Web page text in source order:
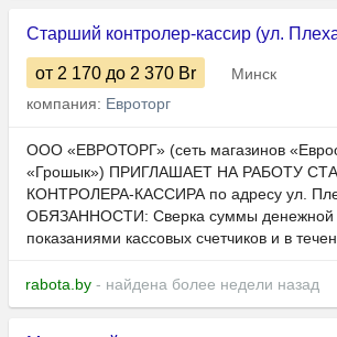
Старший контролер-кассир (ул.
от 2 170 до 2 370 Br
Минск
компания: Евроторг
ООО «ЕВРОТОРГ» (сеть магазинов
«Грошык») ПРИГЛАШАЕТ НА РАБОТУ
КОНТРОЛЕРА-КАССИРА по адресу ул.
ОБЯЗАННОСТИ: Сверка суммы денежной
показаниями кассовых счетчиков и в
rabota.by - найдена более недели назад